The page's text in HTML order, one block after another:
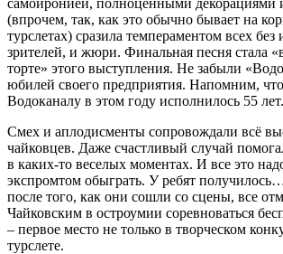
(впрочем, так, как это обычно бывает на
турслетах) сразила темпераментом всех
зрителей, и жюри. Финальная песня стала
торте» этого выступления. Не забыли
юбилей своего предприятия. Напомним,
Водоканалу в этом году исполнилось 55 лет.
Смех и аплодисменты сопровождали всё
чайковцев. Даже счастливый случай
в каких-то веселых моментах. И все это
экспромтом обыграть. У ребят
после того, как они сошли со сцены, все
Чайковским в остроумии соревноваться
– первое место не только в творческом
турслете.